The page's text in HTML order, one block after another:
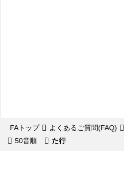
FAトップ よくあるご質問(FAQ)
50音順
た行